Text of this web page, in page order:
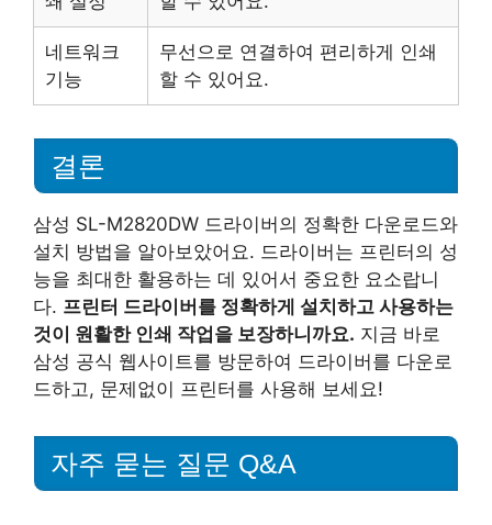
네트워크
기능
무선으로 연결하여 편리하게 인쇄
할 수 있어요.
결론
삼성 SL-M2820DW 드라이버의 정확한 다운로드와
설치 방법을 알아보았어요. 드라이버는 프린터의 성
능을 최대한 활용하는 데 있어서 중요한 요소랍니
다. 프린터 드라이버를 정확하게 설치하고 사용하는
것이 원활한 인쇄 작업을 보장하니까요. 지금 바로
삼성 공식 웹사이트를 방문하여 드라이버를 다운로
드하고, 문제없이 프린터를 사용해 보세요!
자주 묻는 질문 Q&A